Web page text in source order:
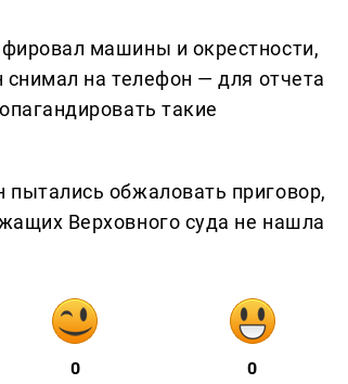
машины и окрестности,
на телефон — для отчета
такие
обжаловать приговор,
Верховного суда не нашла
0 0